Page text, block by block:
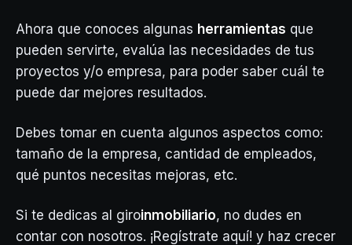
Ahora que conoces algunas herramientas que
pueden servirte, evalúa las necesidades de tus
proyectos y/o empresa, para poder saber cuál te
puede dar mejores resultados.
Debes tomar en cuenta algunos aspectos como:
tamaño de la empresa, cantidad de empleados,
qué puntos necesitas mejoras, etc.
Si te dedicas al giroinmobiliario, no dudes en
contar con nosotros. ¡Regístrate aquí! y haz crecer